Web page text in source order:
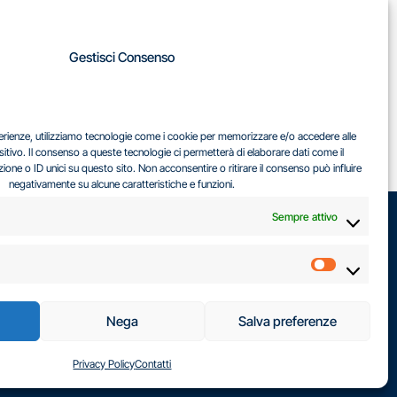
Gestisci Consenso
utilizziamo tecnologie come i cookie per memorizzare e/o accedere alle
Il consenso a queste tecnologie ci permetterà di elaborare dati come il
o ID unici su questo sito. Non acconsentire o ritirare il consenso può influire
negativamente su alcune caratteristiche e funzioni.
Sempre attivo
Nega Salva preferenze
Privacy PolicyContatti